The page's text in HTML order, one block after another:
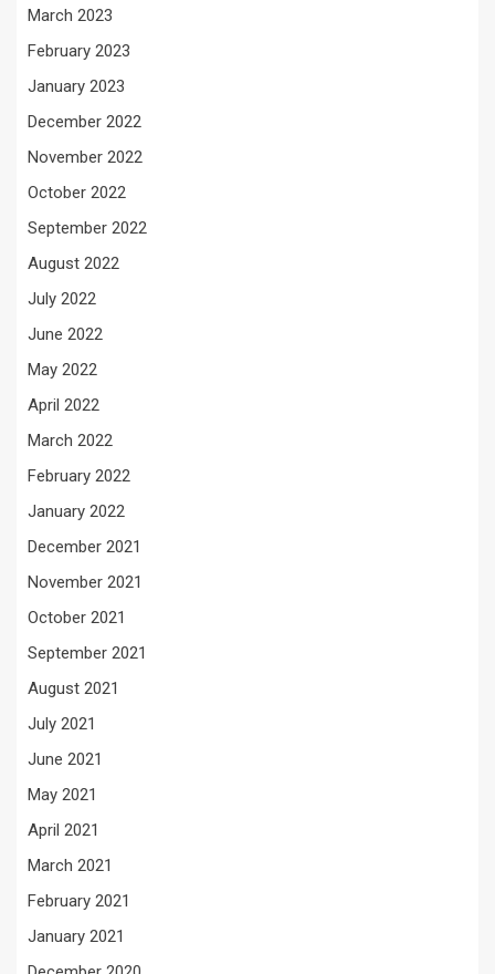
March 2023
February 2023
January 2023
December 2022
November 2022
October 2022
September 2022
August 2022
July 2022
June 2022
May 2022
April 2022
March 2022
February 2022
January 2022
December 2021
November 2021
October 2021
September 2021
August 2021
July 2021
June 2021
May 2021
April 2021
March 2021
February 2021
January 2021